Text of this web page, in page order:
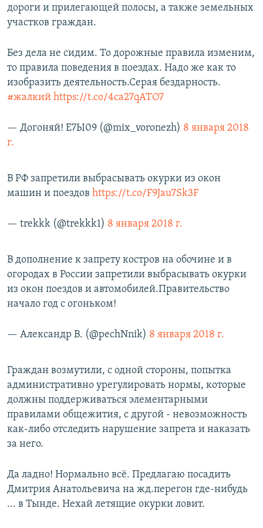
дороги и прилегающей полосы, а также земельных
участков граждан.
Без дела не сидим. То дорожные правила изменим,
то правила поведения в поездах. Надо же как то
изобразить деятельность.Серая бездарность.
#жалкий https://t.co/4ca27qATO7
— Догоняй! Е7Ы09 (@mix_voronezh) 8 января 2018
г.
В РФ запретили выбрасывать окурки из окон
машин и поездов https://t.co/F9Jau7Sk3F
— trekkk (@trekkk1) 8 января 2018 г.
В дополнение к запрету костров на обочине и в
огородах в России запретили выбрасывать окурки
из окон поездов и автомобилей.Правительство
начало год с огоньком!
— Александр В. (@pechNnik) 8 января 2018 г.
Граждан возмутили, с одной стороны, попытка
административно урегулировать нормы, которые
должны поддерживаться элементарными
правилами общежития, с другой - невозможность
как-либо отследить нарушение запрета и наказать
за него.
Да ладно! Нормально всё. Предлагаю посадить
Дмитрия Анатольевича на жд.перегон где-нибудь
... в Тынде. Нехай летящие окурки ловит.